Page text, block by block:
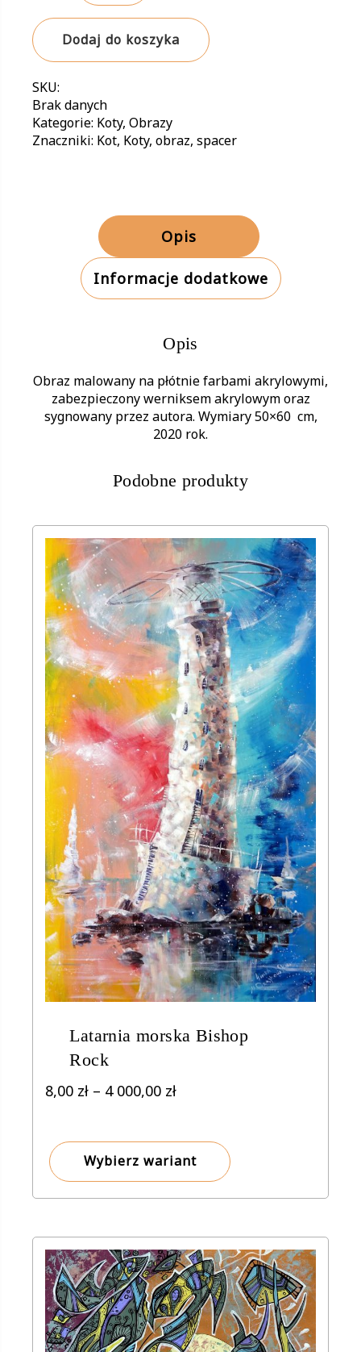
spacer
Dodaj do koszyka
SKU:
Brak danych
Kategorie: Koty,Obrazy
Znaczniki: Kot, Koty,obraz,spacer
Opis
Informacje dodatkowe
Opis
Obraz malowany na płótnie farbami akrylowymi,
zabezpieczony werniksem akrylowym oraz
sygnowany przez autora. Wymiary 50×60 cm,
2020 rok.
Podobne produkty
Latarnia morska Bishop
Rock
8,00 zł – 4 000,00 złZakres
8,00 zł
do
Wybierz wariant